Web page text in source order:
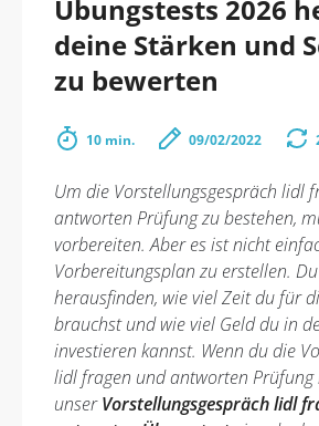
Übungstests 2026
deine Stärken und
zu bewerten
10 min. 09/02/2022
Um die Vorstellungsgespräch lidl
antworten Prüfung zu bestehen,
vorbereiten. Aber es ist nicht
Vorbereitungsplan zu erstellen.
herausfinden, wie viel Zeit du für
brauchst und wie viel Geld du in
investieren kannst. Wenn du die
lidl fragen und antworten Prüfung
unserVorstellungsgespräch lidl